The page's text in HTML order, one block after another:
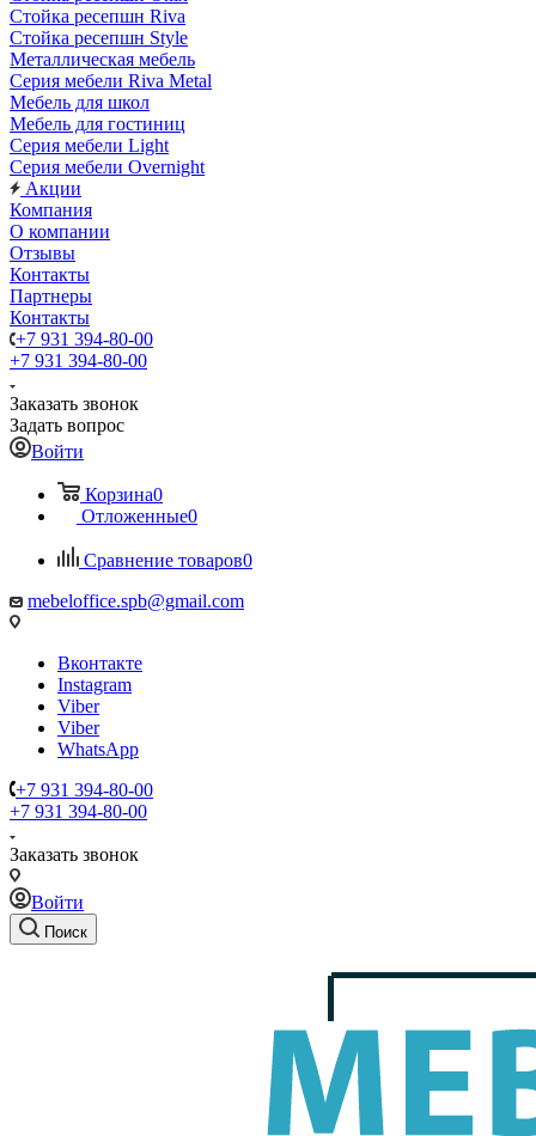
Стойка ресепшн Riva
Стойка ресепшн Style
Металлическая мебель
Серия мебели Riva Metal
Мебель для школ
Мебель для гостиниц
Серия мебели Light
Серия мебели Overnight
Акции
Компания
О компании
Отзывы
Контакты
Партнеры
Контакты
+7 931 394-80-00
+7 931 394-80-00
Заказать звонок
Задать вопрос
Войти
Корзина0
Отложенные0
Сравнение товаров0
mebeloffice.spb@gmail.com
Вконтакте
Instagram
Viber
Viber
WhatsApp
+7 931 394-80-00
+7 931 394-80-00
Заказать звонок
Войти
Поиск